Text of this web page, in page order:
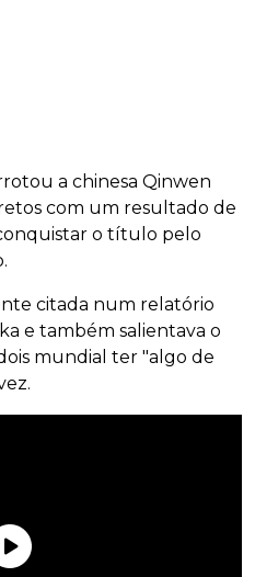
a chinesa Qinwen
com um resultado de
o título pelo
citada num relatório
e também salientava o
mundial ter "algo de